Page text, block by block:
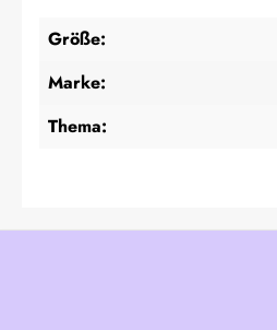
Größe:
Marke:
Thema: